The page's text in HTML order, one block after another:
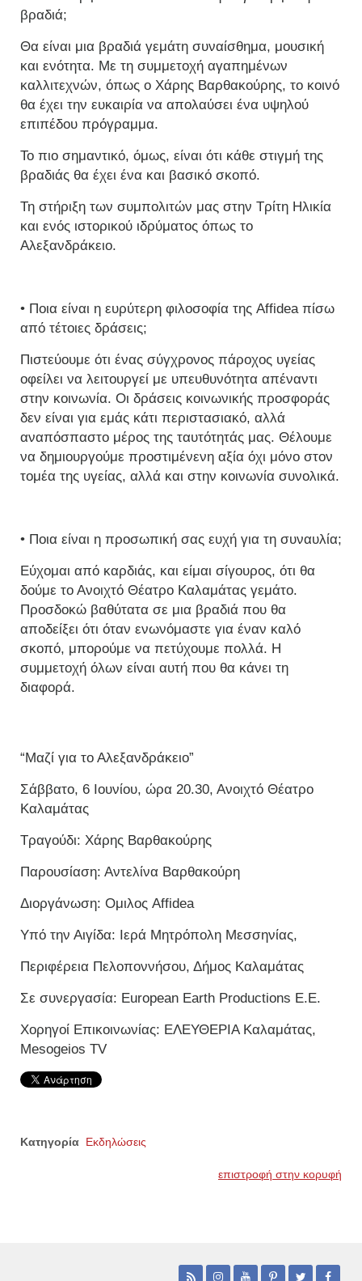
βραδιά;
Θα είναι μια βραδιά γεμάτη συναίσθημα, μουσική
και ενότητα. Με τη συμμετοχή αγαπημένων
καλλιτεχνών, όπως ο Χάρης Βαρθακούρης, το κοινό
θα έχει την ευκαιρία να απολαύσει ένα υψηλού
επιπέδου πρόγραμμα.
Το πιο σημαντικό, όμως, είναι ότι κάθε στιγμή της
βραδιάς θα έχει ένα και βασικό σκοπό.
Τη στήριξη των συμπολιτών μας στην Τρίτη Ηλικία
και ενός ιστορικού ιδρύματος όπως το
Αλεξανδράκειο.
• Ποια είναι η ευρύτερη φιλοσοφία της Affidea πίσω
από τέτοιες δράσεις;
Πιστεύουμε ότι ένας σύγχρονος πάροχος υγείας
οφείλει να λειτουργεί με υπευθυνότητα απέναντι
στην κοινωνία. Οι δράσεις κοινωνικής προσφοράς
δεν είναι για εμάς κάτι περιστασιακό, αλλά
αναπόσπαστο μέρος της ταυτότητάς μας. Θέλουμε
να δημιουργούμε προστιμένενη αξία όχι μόνο στον
τομέα της υγείας, αλλά και στην κοινωνία συνολικά.
• Ποια είναι η προσωπική σας ευχή για τη συναυλία;
Εύχομαι από καρδιάς, και είμαι σίγουρος, ότι θα
δούμε το Ανοιχτό Θέατρο Καλαμάτας γεμάτο.
Προσδοκώ βαθύτατα σε μια βραδιά που θα
αποδείξει ότι όταν ενωνόμαστε για έναν καλό
σκοπό, μπορούμε να πετύχουμε πολλά. Η
συμμετοχή όλων είναι αυτή που θα κάνει τη
διαφορά.
“Μαζί για το Αλεξανδράκειο”
Σάββατο, 6 Ιουνίου, ώρα 20.30, Ανοιχτό Θέατρο
Καλαμάτας
Tραγούδι: Χάρης Βαρθακούρης
Παρουσίαση: Αντελίνα Βαρθακούρη
Διοργάνωση: Ομιλος Affidea
Υπό την Αιγίδα: Ιερά Μητρόπολη Μεσσηνίας,
Περιφέρεια Πελοποννήσου, Δήμος Καλαμάτας
Σε συνεργασία: European Earth Productions E.E.
Χορηγοί Επικοινωνίας: ΕΛΕΥΘΕΡΙΑ Καλαμάτας,
Mesogeios TV
Κατηγορία Εκδηλώσεις
επιστροφή στην κορυφή